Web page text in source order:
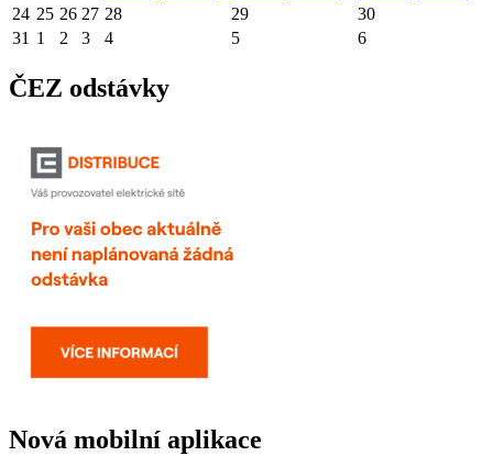
24 25 26 27 28 29
30
31 1 2 3 4 5 6
ČEZ odstávky
Nová mobilní aplikace